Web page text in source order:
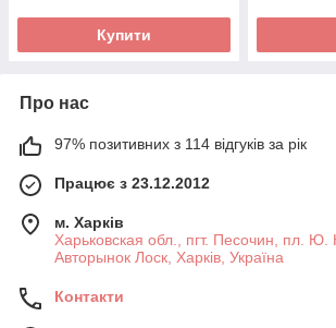
Купити
Про нас
97% позитивних з 114 відгуків за рік
Працює з 23.12.2012
м. Харків
Харьковская обл., пгт. Песочин, пл. Ю.
Авторынок Лоск, Харків, Україна
Контакти